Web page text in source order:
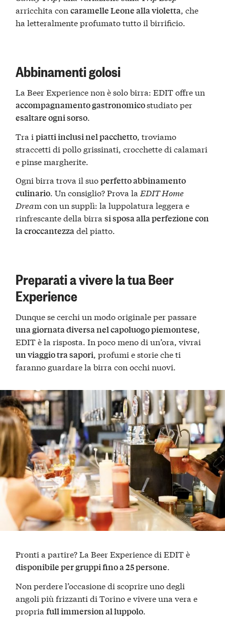
arricchita concaramelle Leone alla violetta, che
ha letteralmente profumato tutto il birrificio.
Abbinamenti golosi
La Beer Experience non è solo birra: EDIT offre un
accompagnamento gastronomicostudiato per
esaltare ogni sorso.
Tra ipiatti inclusi nel pacchetto , troviamo
straccetti di pollo grissinati, crocchette di calamari
e pinse margherite.
Ogni birra trova il suoperfetto abbinamento
culinario. Un consiglio? Prova la EDIT Home
Dream con un supplì: la luppolatura leggera e
rinfrescante della birrasi sposa alla perfezione con
la croccantezzadel piatto.
Preparati a vivere la tua Beer
Experience
Dunque se cerchi un modo originale per passare
una giornata diversa nel capoluogo piemontese,
EDIT è la risposta. In poco meno di un’ora, vivrai
un viaggio tra sapori, profumi e storie che ti
faranno guardare la birra con occhi nuovi.
Pronti a partire? La Beer Experience di EDIT è
disponibile per gruppi fino a 25 persone.
Non perdere l’occasione di scoprire uno degli
angoli più frizzanti di Torino e vivere una vera e
propriafull immersion al luppolo.